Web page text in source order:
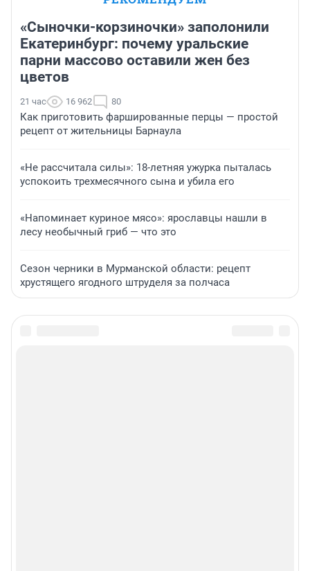
«Сыночки-корзиночки» заполонили
Екатеринбург: почему уральские
парни массово оставили жен без
цветов
21 час 16 962 80
Как приготовить фаршированные перцы — простой
рецепт от жительницы Барнаула
«Не рассчитала силы»: 18-летняя ужурка пыталась
успокоить трехмесячного сына и убила его
«Напоминает куриное мясо»: ярославцы нашли в
лесу необычный гриб — что это
Сезон черники в Мурманской области: рецепт
хрустящего ягодного штруделя за полчаса